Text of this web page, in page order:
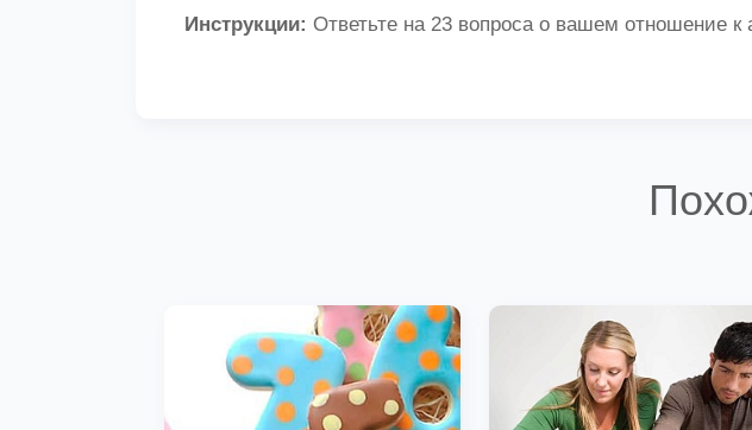
Инструкции: Ответьте на 23 вопроса о вашем отношение к